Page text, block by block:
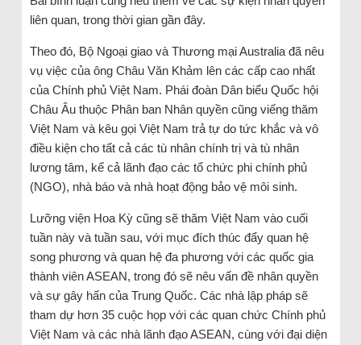
liên quan, trong thời gian gần đây.
Theo đó, Bộ Ngoại giao và Thương mại Australia đã nêu
vụ việc của ông Châu Văn Khảm lên các cấp cao nhất
của Chính phủ Việt Nam. Phái đoàn Dân biểu Quốc hội
Châu Âu thuộc Phân ban Nhân quyền cũng viếng thăm
Việt Nam và kêu gọi Việt Nam trả tự do tức khắc và vô
điều kiện cho tất cả các tù nhân chính trị và tù nhân
lương tâm, kể cả lãnh đạo các tổ chức phi chính phủ
(NGO), nhà báo và nhà hoạt động bảo vệ môi sinh.
Lưỡng viện Hoa Kỳ cũng sẽ thăm Việt Nam vào cuối
tuần này và tuần sau, với mục đích thúc đẩy quan hệ
song phương và quan hệ đa phương với các quốc gia
thành viên ASEAN, trong đó sẽ nêu vấn đề nhân quyền
và sự gây hấn của Trung Quốc. Các nhà lập pháp sẽ
tham dự hơn 35 cuộc họp với các quan chức Chính phủ
Việt Nam và các nhà lãnh đạo ASEAN, cùng với đại diện